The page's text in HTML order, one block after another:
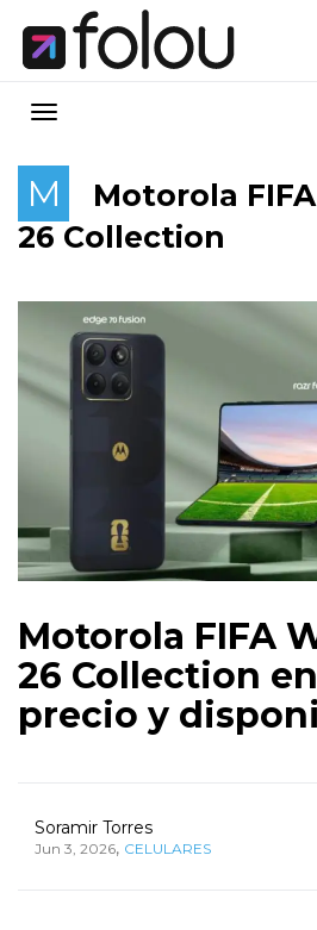
M
Motorola
26 Collection
Motorola FIFA
26 Collection
precio y
Soramir Torres
Jun 3, 2026, CELULARES